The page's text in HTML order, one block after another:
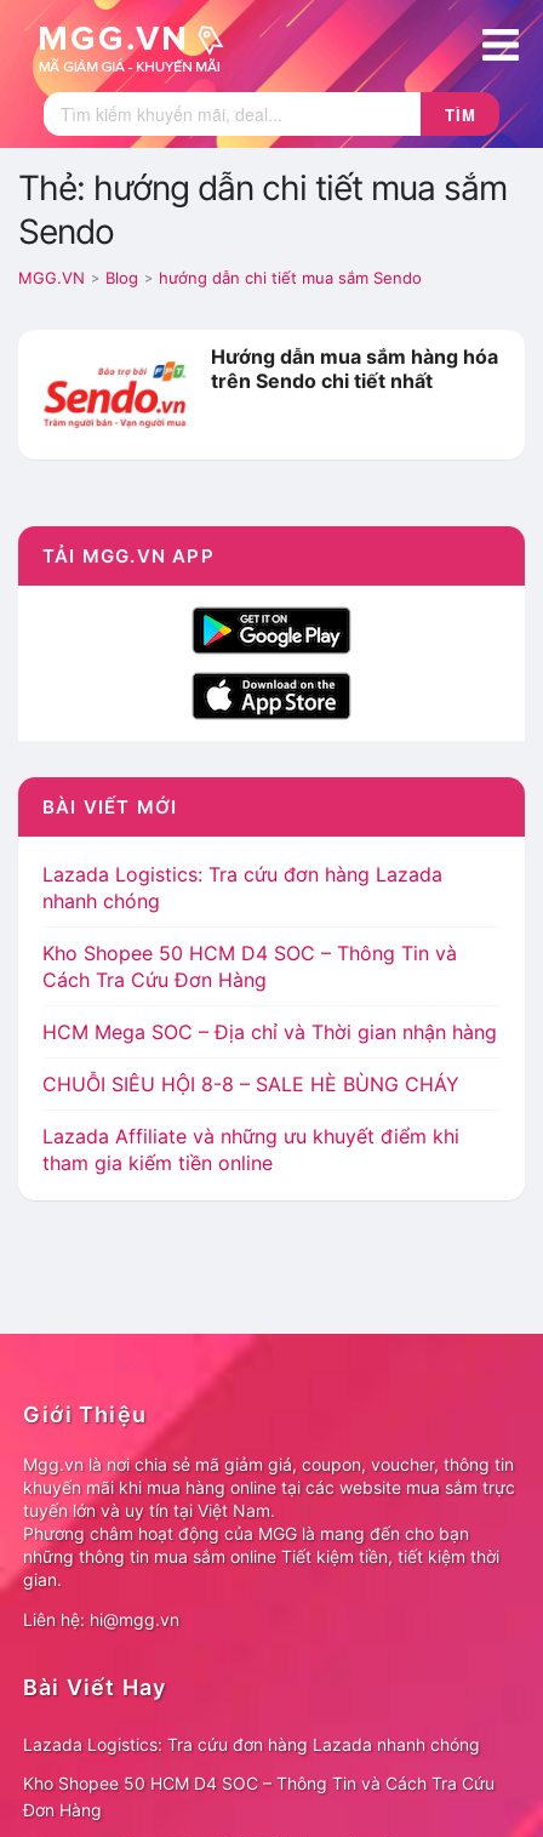
TÌM
Thẻ: hướng dẫn chi tiết mua sắm
Sendo
MGG.VN > Blog > hướng dẫn chi tiết mua sắm Sendo
Hướng dẫn mua sắm hàng hóa
trên Sendo chi tiết nhất
TẢI MGG.VN APP
BÀI VIẾT MỚI
Lazada Logistics: Tra cứu đơn hàng Lazada
nhanh chóng
Kho Shopee 50 HCM D4 SOC – Thông Tin và
Cách Tra Cứu Đơn Hàng
HCM Mega SOC – Địa chỉ và Thời gian nhận hàng
CHUỖI SIÊU HỘI 8-8 – SALE HÈ BÙNG CHÁY
Lazada Affiliate và những ưu khuyết điểm khi
tham gia kiếm tiền online
Giới Thiệu
Mgg.vn là nơi chia sẻ mã giảm giá, coupon, voucher, thông tin
khuyến mãi khi mua hàng online tại các website mua sắm trực
tuyến lớn và uy tín tại Việt Nam.
Phương châm hoạt động của MGG là mang đến cho bạn
những thông tin mua sắm online Tiết kiệm tiền, tiết kiệm thời
gian.
Liên hệ: hi@mgg.vn
Bài Viết Hay
Lazada Logistics: Tra cứu đơn hàng Lazada nhanh chóng
Kho Shopee 50 HCM D4 SOC – Thông Tin và Cách Tra Cứu
Đơn Hàng